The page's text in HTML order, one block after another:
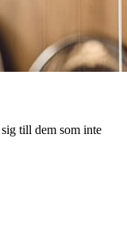
till dem som inte